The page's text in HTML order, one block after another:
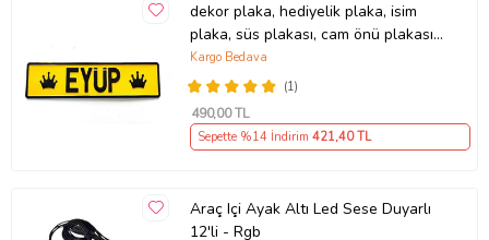
dekor plaka, hediyelik plaka, isim
plaka, süs plakası, cam önü plakası,
tırcı plakası (Sarı-Siyah)
(1)
Kargo Bedava
490,00 TL
Sepette %14 İndirim 421,40 TL
Araç Içi Ayak Altı Led Sese Duyarlı
12'li - Rgb